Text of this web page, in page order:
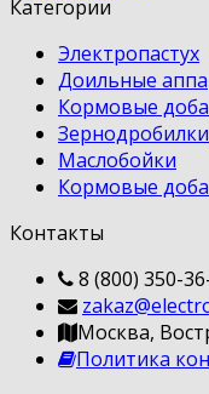
Категории
Электропастух
Доильные
Кормовые
Зернодробилки
Маслобойки
Кормовые
Контакты
8 (800) 350-
Москва,
Политика